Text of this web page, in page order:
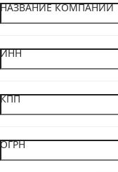
НАЗВАНИЕ КОМПАНИИ
ИНН
КПП
ОГРН